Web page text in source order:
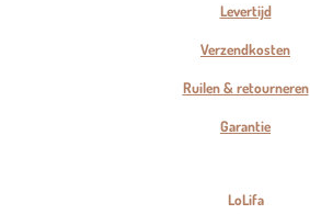
Levertijd
Verzendkosten
Ruilen & retourneren
Garantie
LoLifa